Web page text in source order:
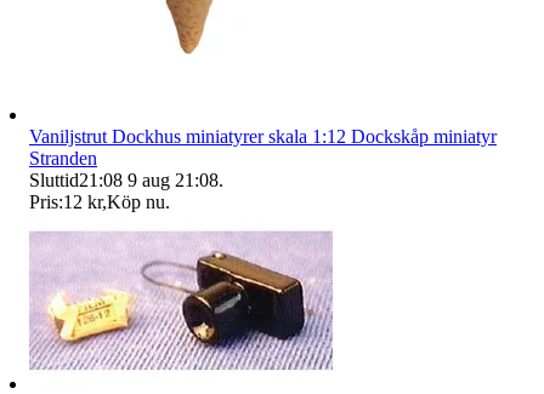
Vaniljstrut Dockhus miniatyrer skala 1:12 Dockskåp miniatyr
Stranden
Sluttid21:08 9 aug 21:08.
Pris:12 kr,Köp nu.